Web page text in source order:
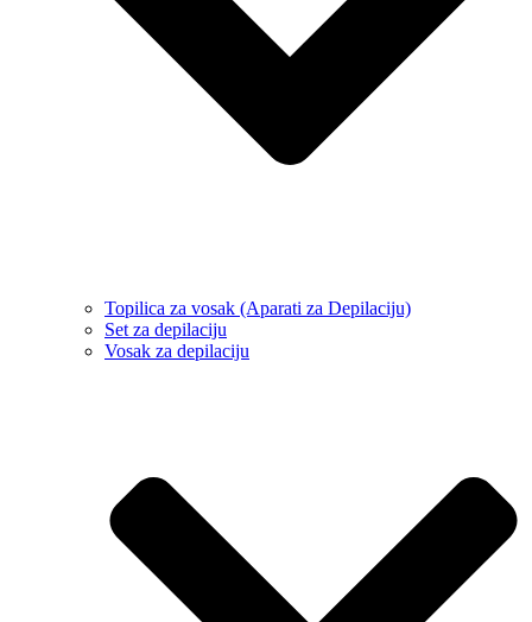
Topilica za vosak (Aparati za Depilaciju)
Set za depilaciju
Vosak za depilaciju